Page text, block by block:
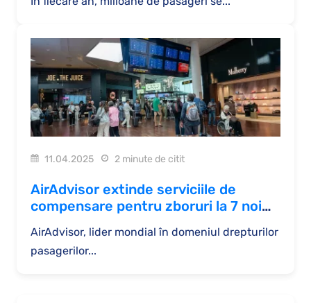
11.04.2025 2 minute de citit
AirAdvisor extinde serviciile de
compensare pentru zboruri la 7 noi
AirAdvisor, lider mondial în domeniul drepturilor
pasagerilor...